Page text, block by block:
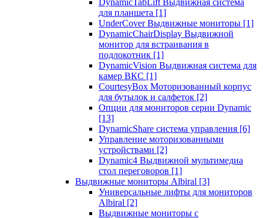
DynamicTabLift Выдвижная система
для планшета [1]
UnderCover Выдвижные мониторы [1]
DynamicChairDisplay Выдвижной
монитор для встраивания в
подлокотник [1]
DynamicVision Выдвижная система для
камер ВКС [1]
CourtesyBox Моторизованный корпус
для бутылок и салфеток [2]
Опции для мониторов серии Dynamic
[13]
DynamicShare система управления [6]
Управление моторизованными
устройствами [2]
Dynamic4 Выдвижной мультимедиа
стол переговоров [1]
Выдвижные мониторы Albiral [3]
Универсальные лифты для мониторов
Albiral [2]
Выдвижные мониторы с